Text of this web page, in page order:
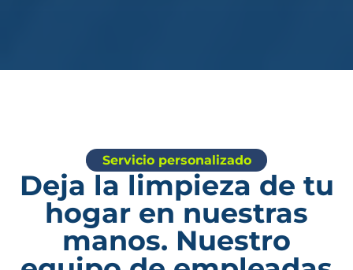
Servicio personalizado
Deja la limpieza de tu
hogar en nuestras
manos. Nuestro